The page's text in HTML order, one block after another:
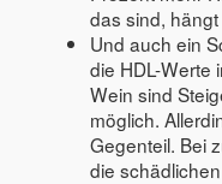
das sind,
Und auch ein
die HDL-Werte
Wein sind
möglich.
Gegenteil. Bei
die